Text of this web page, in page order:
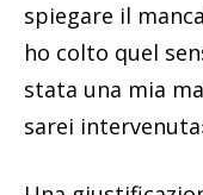
spiegare il
ho colto quel
stata una mia
sarei